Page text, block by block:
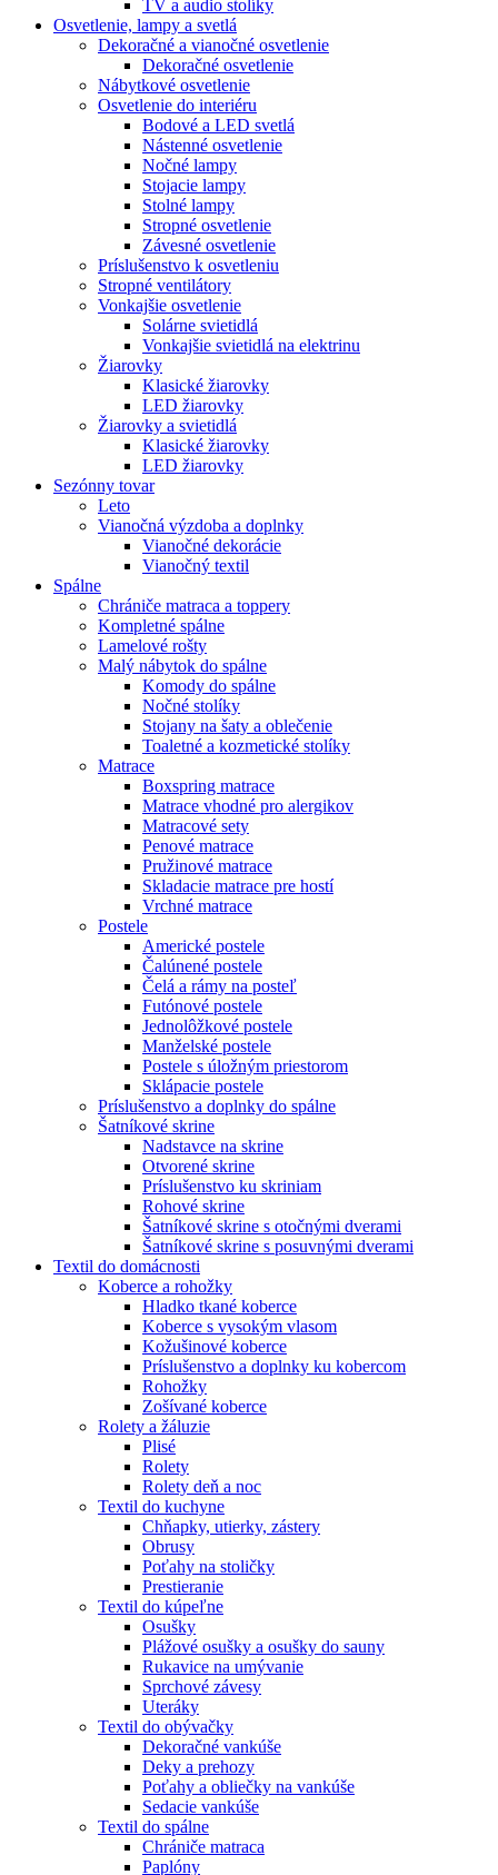
TV a audio stolíky
Osvetlenie, lampy a svetlá
Dekoračné a vianočné osvetlenie
Dekoračné osvetlenie
Nábytkové osvetlenie
Osvetlenie do interiéru
Bodové a LED svetlá
Nástenné osvetlenie
Nočné lampy
Stojacie lampy
Stolné lampy
Stropné osvetlenie
Závesné osvetlenie
Príslušenstvo k osvetleniu
Stropné ventilátory
Vonkajšie osvetlenie
Solárne svietidlá
Vonkajšie svietidlá na elektrinu
Žiarovky
Klasické žiarovky
LED žiarovky
Žiarovky a svietidlá
Klasické žiarovky
LED žiarovky
Sezónny tovar
Leto
Vianočná výzdoba a doplnky
Vianočné dekorácie
Vianočný textil
Spálne
Chrániče matraca a toppery
Kompletné spálne
Lamelové rošty
Malý nábytok do spálne
Komody do spálne
Nočné stolíky
Stojany na šaty a oblečenie
Toaletné a kozmetické stolíky
Matrace
Boxspring matrace
Matrace vhodné pro alergikov
Matracové sety
Penové matrace
Pružinové matrace
Skladacie matrace pre hostí
Vrchné matrace
Postele
Americké postele
Čalúnené postele
Čelá a rámy na posteľ
Futónové postele
Jednolôžkové postele
Manželské postele
Postele s úložným priestorom
Sklápacie postele
Príslušenstvo a doplnky do spálne
Šatníkové skrine
Nadstavce na skrine
Otvorené skrine
Príslušenstvo ku skriniam
Rohové skrine
Šatníkové skrine s otočnými dverami
Šatníkové skrine s posuvnými dverami
Textil do domácnosti
Koberce a rohožky
Hladko tkané koberce
Koberce s vysokým vlasom
Kožušinové koberce
Príslušenstvo a doplnky ku kobercom
Rohožky
Zošívané koberce
Rolety a žáluzie
Plisé
Rolety
Rolety deň a noc
Textil do kuchyne
Chňapky, utierky, zástery
Obrusy
Poťahy na stoličky
Prestieranie
Textil do kúpeľne
Osušky
Plážové osušky a osušky do sauny
Rukavice na umývanie
Sprchové závesy
Uteráky
Textil do obývačky
Dekoračné vankúše
Deky a prehozy
Poťahy a obliečky na vankúše
Sedacie vankúše
Textil do spálne
Chrániče matraca
Paplóny